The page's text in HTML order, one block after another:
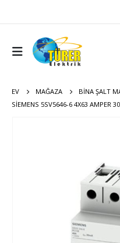
EV MAĞAZA BINA ŞALT
SIEMENS 5SV5646-6 4X63 AMPER